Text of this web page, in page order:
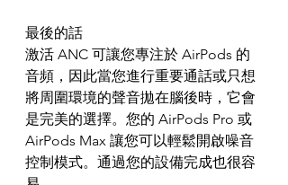
最後的話
激活 ANC 可讓您專注於 AirPods 的
音頻，因此當您進行重要通話或只想
將周圍環境的聲音拋在腦後時，它會
是完美的選擇。您的 AirPods Pro 或
AirPods Max 讓您可以輕鬆開啟噪音
控制模式。通過您的設備完成也很容